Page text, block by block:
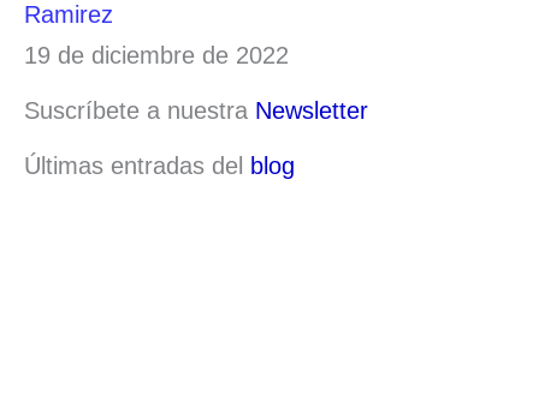
Ramirez
19 de diciembre de 2022
Suscríbete a nuestra Newsletter
Últimas entradas del blog